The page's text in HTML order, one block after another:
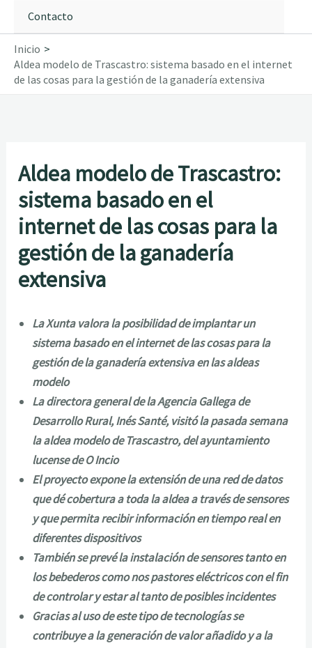
Contacto
Inicio
Aldea modelo de Trascastro: sistema basado en el internet
de las cosas para la gestión de la ganadería extensiva
Aldea modelo de Trascastro:
sistema basado en el
internet de las cosas para la
gestión de la ganadería
extensiva
La Xunta valora la posibilidad de implantar un
sistema basado en el internet de las cosas para la
gestión de la ganadería extensiva en las aldeas
modelo
La directora general de la Agencia Gallega de
Desarrollo Rural, Inés Santé, visitó la pasada semana
la aldea modelo de Trascastro, del ayuntamiento
lucense de O Incio
El proyecto expone la extensión de una red de datos
que dé cobertura a toda la aldea a través de sensores
y que permita recibir información en tiempo real en
diferentes dispositivos
También se prevé la instalación de sensores tanto en
los bebederos como nos pastores eléctricos con el fin
de controlar y estar al tanto de posibles incidentes
Gracias al uso de este tipo de tecnologías se
contribuye a la generación de valor añadido y a la